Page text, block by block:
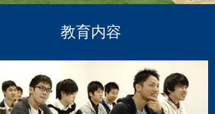
教育内容